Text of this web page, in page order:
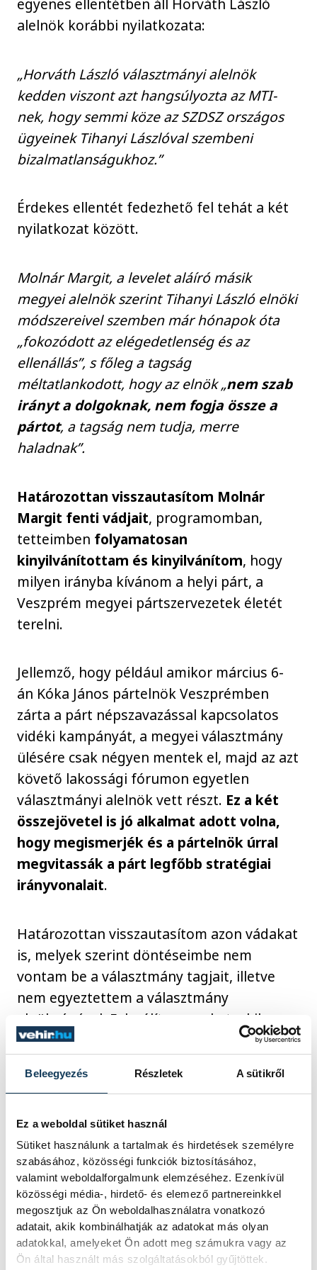
Beleegyezés Részletek A sütikről
Ez a weboldal sütiket használ
Sütiket használunk a tartalmak és hirdetések személyre
szabásához, közösségi funkciók biztosításához,
valamint weboldalforgalmunk elemzéséhez. Ezenkívül
közösségi média-, hirdető- és elemező partnereinkkel
megosztjuk az Ön weboldalhasználatra vonatkozó
adatait, akik kombinálhatják az adatokat más olyan
adatokkal, amelyeket Ön adott meg számukra vagy az
Ön által használt más szolgáltatásokból gyűjtöttek.
egyenes ellentétben áll Horváth László
alelnök korábbi nyilatkozata:
„Horváth László választmányi alelnök
kedden viszont azt hangsúlyozta az MTI-
nek, hogy semmi köze az SZDSZ országos
ügyeinek Tihanyi Lászlóval szembeni
bizalmatlanságukhoz.”
Érdekes ellentét fedezhető fel tehát a két
nyilatkozat között.
Molnár Margit, a levelet aláíró másik
megyei alelnök szerint Tihanyi László elnöki
módszereivel szemben már hónapok óta
„fokozódott az elégedetlenség és az
ellenállás”, s főleg a tagság
méltatlankodott, hogy az elnök „nem szab
irányt a dolgoknak, nem fogja össze a
pártot, a tagság nem tudja, merre
haladnak”.
Határozottan visszautasítom Molnár
Margit fenti vádjait, programomban,
tetteimben folyamatosan
kinyilvánítottam és kinyilvánítom, hogy
milyen irányba kívánom a helyi párt, a
Veszprém megyei pártszervezetek életét
terelni.
Jellemző, hogy például amikor március 6-
án Kóka János pártelnök Veszprémben
zárta a párt népszavazással kapcsolatos
vidéki kampányát, a megyei választmány
ülésére csak négyen mentek el, majd az azt
követő lakossági fórumon egyetlen
választmányi alelnök vett részt. Ez a két
összejövetel is jó alkalmat adott volna,
hogy megismerjék és a pártelnök úrral
megvitassák a párt legfőbb stratégiai
irányvonalait.
Határozottan visszautasítom azon vádakat
is, melyek szerint döntéseimbe nem
vontam be a választmány tagjait, illetve
nem egyeztettem a választmány
elnökségével. Felszólítom azokat, akik ezen
rágalmakkal megvádoltak, hogy konkrét
esetekkel álljanak elő! Erre a mai
Választmányi ülésen sem tudtak érdemben
Az azonban sajnos igaz, hogy a legtöbb
döntésbeén, a választmány elnökeként
nem lettem bevonva, hiszen az operatív
ügyeket a volt megyei szervezőnkkel egy-
két bennfentes intézte. Jó példa erre az az
eset, amikor Veszprém megye a